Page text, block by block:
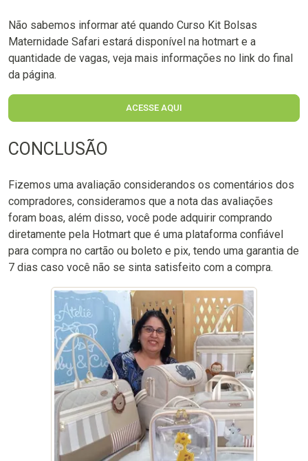
Não sabemos informar até quando Curso Kit Bolsas
Maternidade Safari estará disponível na hotmart e a
quantidade de vagas, veja mais informações no link do final
da página.
ACESSE AQUI
CONCLUSÃO
Fizemos uma avaliação considerandos os comentários dos
compradores, consideramos que a nota das avaliações
foram boas, além disso, você pode adquirir comprando
diretamente pela Hotmart que é uma plataforma confiável
para compra no cartão ou boleto e pix, tendo uma garantia de
7 dias caso você não se sinta satisfeito com a compra.